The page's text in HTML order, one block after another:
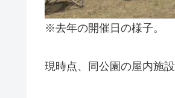
※去年の開催日の様子。
現時点、同公園の屋内施